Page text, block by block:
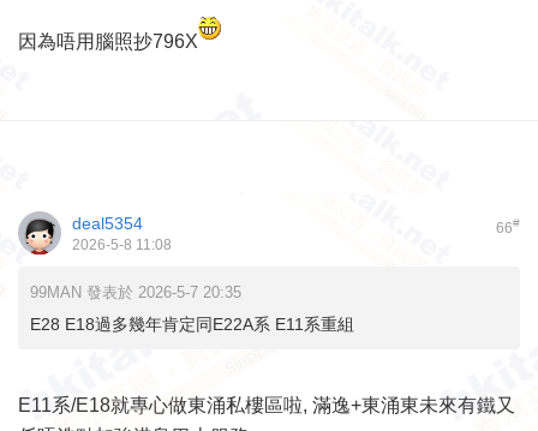
因為唔用腦照抄796X
66#
deal5354
2026-5-8 11:08
99MAN 發表於 2026-5-7 20:35
E28 E18過多幾年肯定同E22A系 E11系重組
E11系/E18就專心做東涌私樓區啦, 滿逸+東涌東未來有鐵又